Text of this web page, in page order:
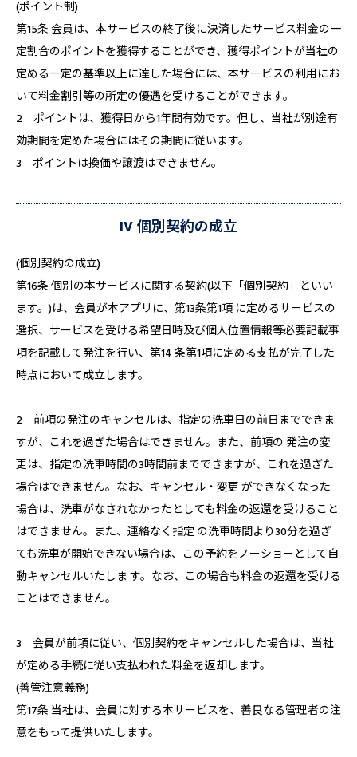
(ポイント制)
第15条 会員は、本サービスの終了後に決済したサービス料金の一
定割合のポイントを獲得することができ、獲得ポイントが当社の
定める一定の基準以上に達した場合には、本サービスの利用にお
いて料金割引等の所定の優遇を受けることができます。
2 ポイントは、獲得日から1年間有効です。但し、当社が別途有
効期間を定めた場合にはその期間に従います。
3 ポイントは換価や譲渡はできません。
IV 個別契約の成立
(個別契約の成立)
第16条 個別の本サービスに関する契約(以下「個別契約」といい
ます。)は、会員が本アプリに、第13条第1項 に定めるサービスの
選択、サービスを受ける希望日時及び個人位置情報等必要記載事
項を記載して発注を行い、第14 条第1項に定める支払が完了した
時点において成立します。
2 前項の発注のキャンセルは、指定の洗車日の前日までできま
すが、これを過ぎた場合はできません。また、前項の 発注の変
更は、指定の洗車時間の3時間前までできますが、これを過ぎた
場合はできません。なお、キャンセル・変更 ができなくなった
場合は、洗車がなされなかったとしても料金の返還を受けること
はできません。また、連絡なく指定 の洗車時間より30分を過ぎ
ても洗車が開始できない場合は、この予約をノーショーとして自
動キャンセルいたしま す。なお、この場合も料金の返還を受ける
ことはできません。
3 会員が前項に従い、個別契約をキャンセルした場合は、当社
が定める手続に従い支払われた料金を返却します。
(善管注意義務)
第17条 当社は、会員に対する本サービスを、善良なる管理者の注
意をもって提供いたします。